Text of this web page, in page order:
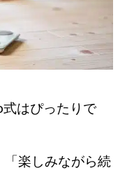
はぴったりで
「楽しみながら続